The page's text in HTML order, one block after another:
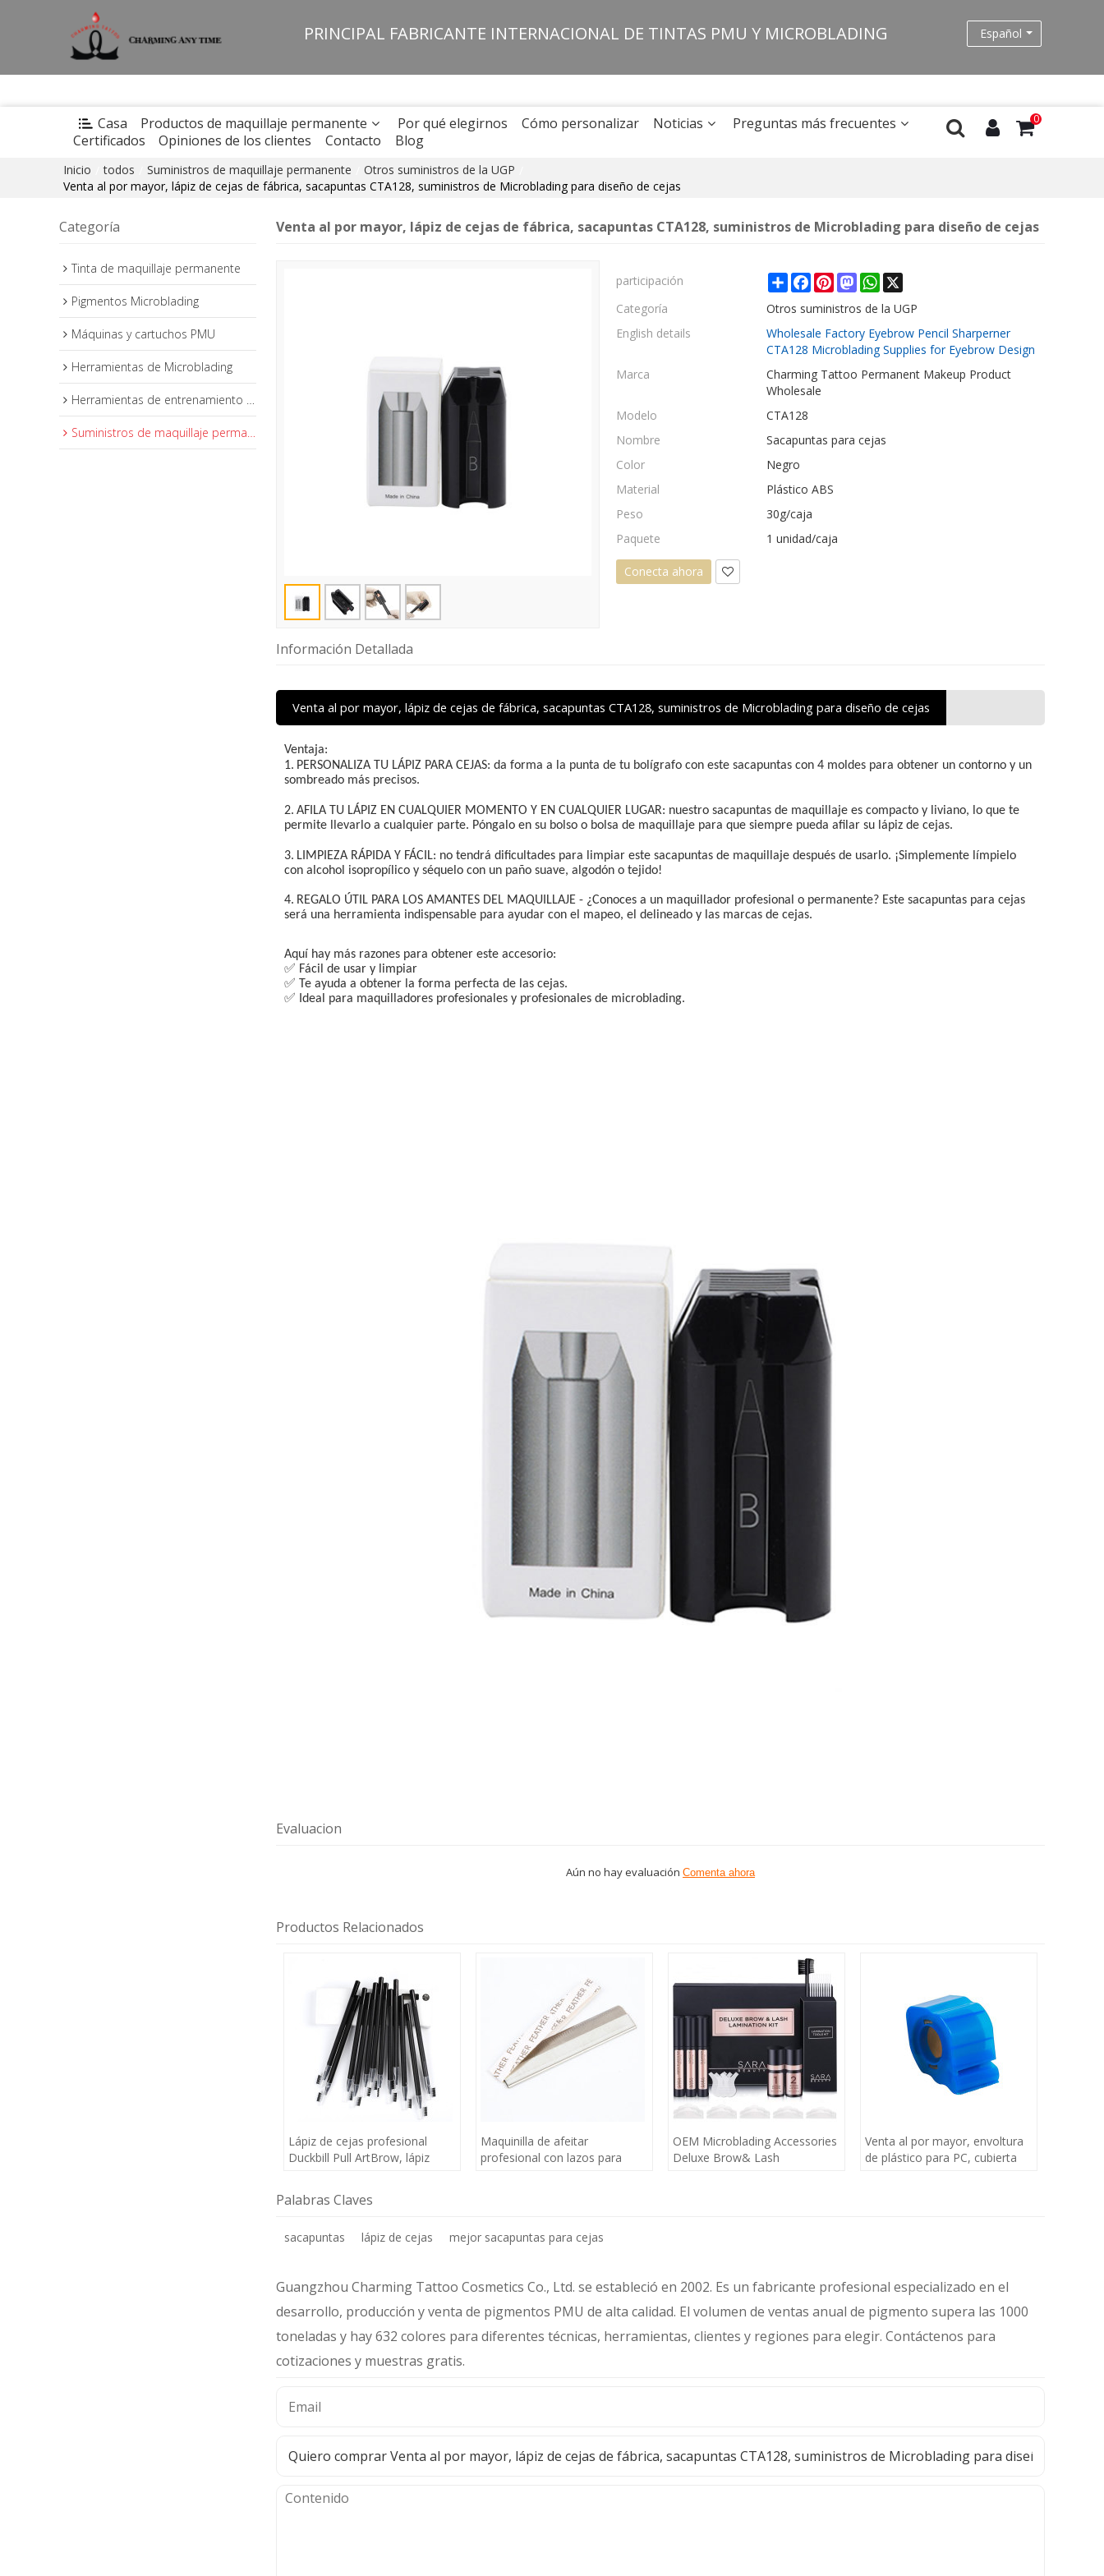
PRINCIPAL FABRICANTE INTERNACIONAL DE TINTAS PMU Y MICROBLADING Español
Casa Productos de maquillaje permanente Por qué elegirnos Cómo personalizar Noticias
Preguntas más frecuentes
Certificados
Opiniones de los clientes Contacto Blog
0
Inicio todos Suministros de maquillaje permanente Otros suministros de la UGP
Venta al por mayor, lápiz de cejas de fábrica, sacapuntas CTA128, suministros de Microblading para diseño de cejas
Categoría
Tinta de maquillaje permanente
Pigmentos Microblading
Máquinas y cartuchos PMU
Herramientas de Microblading
Herramientas de entrenamiento de maquillaje permanente
Suministros de maquillaje permanente
Venta al por mayor, lápiz de cejas de fábrica, sacapuntas CTA128, suministros de Microblading para diseño de cejas
participación ShareFacebook
PinterestMastodonWhatsApp
X
Categoría
Otros suministros de la UGP
English details
Wholesale Factory Eyebrow Pencil Sharperner
CTA128 Microblading Supplies for Eyebrow Design
Marca
Charming Tattoo Permanent Makeup Product
Wholesale
Modelo
CTA128
Nombre
Sacapuntas para cejas
Color
Negro
Material
Plástico ABS
Peso
30g/caja
Paquete
1 unidad/caja
Conecta ahora
Información Detallada
Venta al por mayor, lápiz de cejas de fábrica, sacapuntas CTA128, suministros de Microblading para diseño de cejas
Ventaja:
1. PERSONALIZA TU LÁPIZ PARA CEJAS: da forma a la punta de tu bolígrafo con este sacapuntas con 4 moldes para obtener un contorno y un
sombreado más precisos.
2. AFILA TU LÁPIZ EN CUALQUIER MOMENTO Y EN CUALQUIER LUGAR: nuestro sacapuntas de maquillaje es compacto y liviano, lo que te
permite llevarlo a cualquier parte. Póngalo en su bolso o bolsa de maquillaje para que siempre pueda afilar su lápiz de cejas.
3. LIMPIEZA RÁPIDA Y FÁCIL: no tendrá dificultades para limpiar este sacapuntas de maquillaje después de usarlo. ¡Simplemente límpielo
con alcohol isopropílico y séquelo con un paño suave, algodón o tejido!
4. REGALO ÚTIL PARA LOS AMANTES DEL MAQUILLAJE - ¿Conoces a un maquillador profesional o permanente? Este sacapuntas para cejas
será una herramienta indispensable para ayudar con el mapeo, el delineado y las marcas de cejas.
Aquí hay más razones para obtener este accesorio:
✅ Fácil de usar y limpiar
✅ Te ayuda a obtener la forma perfecta de las cejas.
✅ Ideal para maquilladores profesionales y profesionales de microblading.
Evaluacion
Aún no hay evaluación Comenta ahora
Productos Relacionados
Lápiz de cejas profesional
Duckbill Pull ArtBrow, lápiz
cosmético Microblading
Maquinilla de afeitar
profesional con lazos para
OEM Microblading Accessories
Deluxe Brow& Lash
Venta al por mayor, envoltura
de plástico para PC, cubierta
Palabras Claves
sacapuntas lápiz de cejas mejor sacapuntas para cejas
Guangzhou Charming Tattoo Cosmetics Co., Ltd. se estableció en 2002. Es un fabricante profesional especializado en el
desarrollo, producción y venta de pigmentos PMU de alta calidad. El volumen de ventas anual de pigmento supera las 1000
toneladas y hay 632 colores para diferentes técnicas, herramientas, clientes y regiones para elegir. Contáctenos para
cotizaciones y muestras gratis.